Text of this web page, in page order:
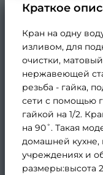
Краткое
Кран на одну
изливом, для
очистки,
нержавеющей
резьба - гайка,
сети с помощью
гайкой на 1/2.
на 90˚. Такая
домашней кухне,
учреждениях и
размеры:высота